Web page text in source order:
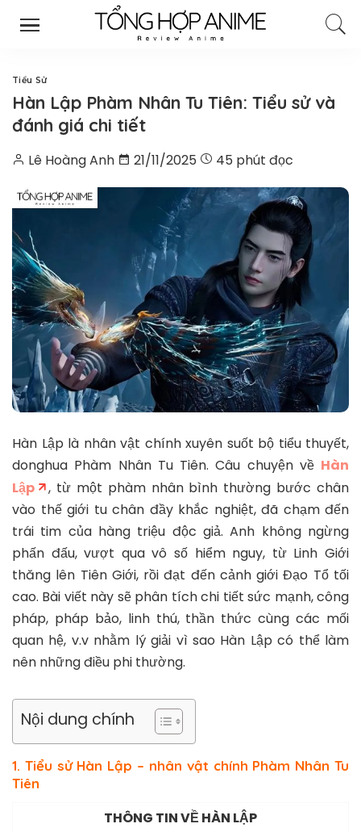
Tiểu Sử
Hàn Lập Phàm Nhân Tu Tiên: Tiểu sử và
đánh giá chi tiết
Lê Hoàng Anh 21/11/2025 45 phút đọc
Hàn Lập là nhân vật chính xuyên suốt bộ tiểu thuyết,
donghua Phàm Nhân Tu Tiên. Câu chuyện về Hàn
Lập
, từ một phàm nhân bình thường bước chân
vào thế giới tu chân đầy khắc nghiệt, đã chạm đến
trái tim của hàng triệu độc giả.Anh không ngừng
phấn đấu, vượt qua vô số hiểm nguy, từ Linh Giới
thăng lên Tiên Giới, rồi đạt đến cảnh giới Đạo Tổ tối
cao. Bài viết này sẽ phân tích chi tiết sức mạnh, công
pháp, pháp bảo, linh thú, thần thức cùng các mối
quan hệ, v.v nhằm lý giải vì sao Hàn Lập có thể làm
nên những điều phi thường.
Nội dung chính
1. Tiểu sử Hàn Lập – nhân vật chính Phàm Nhân Tu
Tiên
THÔNG TIN VỀ HÀN LẬP